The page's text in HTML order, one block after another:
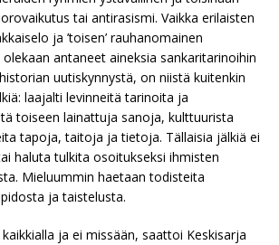
tai antirasismi. Vaikka erilaisten
ja ’toisen’ rauhanomainen
antaneet aineksia sankaritarinoihin
uutiskynnystä, on niistä kuitenkin
laajalti levinneitä tarinoita ja
toiseen lainattuja sanoja, kulttuurista
tapoja, taitoja ja tietoja. Tällaisia jälkiä ei
haluta tulkita osoitukseksi ihmisten
Mieluummin haetaan todisteita
ja taistelusta.
ja ei missään, saattoi Keskisarja